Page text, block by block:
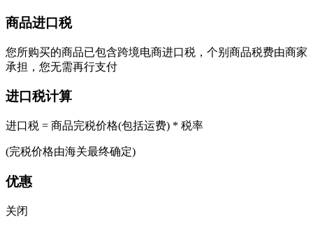
商品进口税
您所购买的商品已包含跨境电商进口税，个别商品税费由商家
承担，您无需再行支付
进口税计算
进口税 = 商品完税价格(包括运费) * 税率
(完税价格由海关最终确定)
优惠
关闭